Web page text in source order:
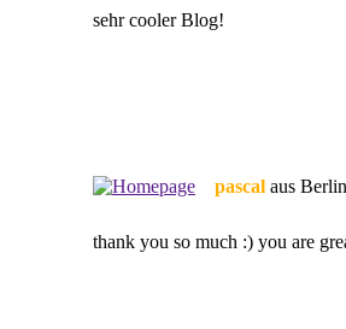
sehr cooler Blog!
pascal aus
thank you so much :) you are